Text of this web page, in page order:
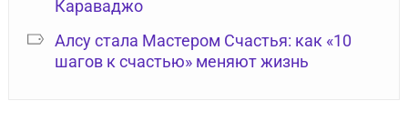
Караваджо
Алсу стала Мастером Счастья: как «10
шагов к счастью» меняют жизнь